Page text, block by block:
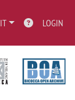
IT LOGIN